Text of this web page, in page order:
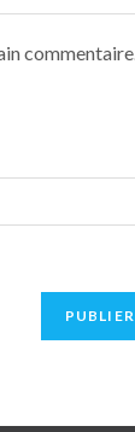
commentaire.